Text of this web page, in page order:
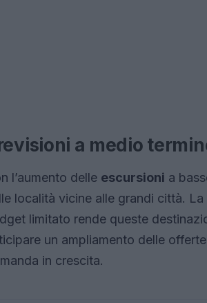
a medio
l’aumento delle escursioni a
località vicine alle grandi città.
limitato rende queste
un ampliamento delle
in crescita.